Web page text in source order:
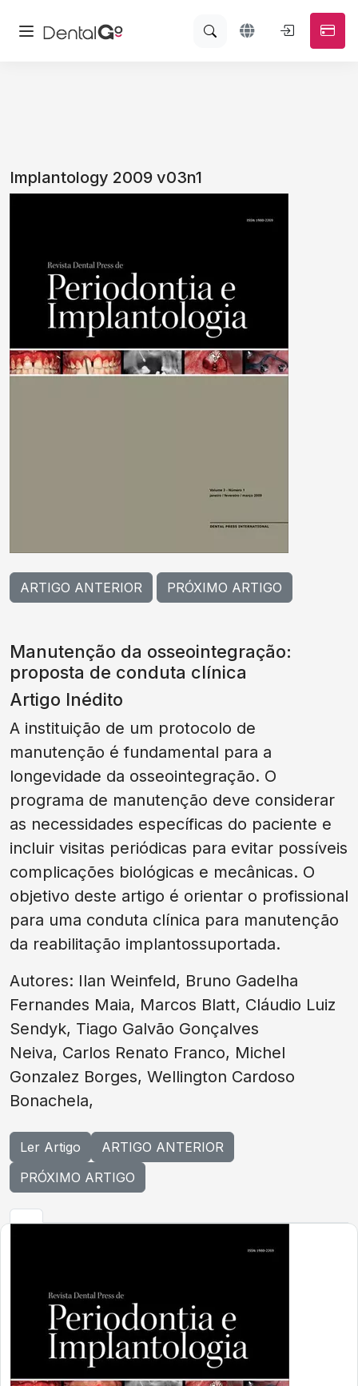
Implantology 2009 v03n1
ARTIGO ANTERIOR PRÓXIMO ARTIGO
Manutenção da osseointegração:
proposta de conduta clínica
Artigo Inédito
A instituição de um protocolo de
manutenção é fundamental para a
longevidade da osseointegração. O
programa de manutenção deve considerar
as necessidades específicas do paciente e
incluir visitas periódicas para evitar possíveis
complicações biológicas e mecânicas. O
objetivo deste artigo é orientar o profissional
para uma conduta clínica para manutenção
da reabilitação implantossuportada.
Autores: Ilan Weinfeld, Bruno Gadelha
Fernandes Maia, Marcos Blatt, Cláudio Luiz
Sendyk, Tiago Galvão Gonçalves
Neiva, Carlos Renato Franco, Michel
Gonzalez Borges, Wellington Cardoso
Bonachela,
Ler Artigo
ARTIGO ANTERIOR
PRÓXIMO ARTIGO